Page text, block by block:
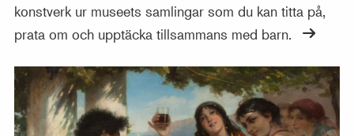
konstverk ur museets samlingar som du kan titta på,
prata om och upptäcka tillsammans med barn.
ABC med Nationalmuseum